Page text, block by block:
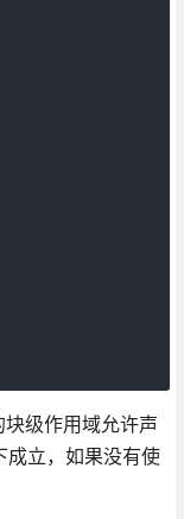
级作用域允许声
成立，如果没有使